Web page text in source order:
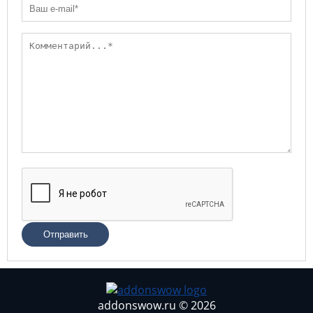
Отправить
addonswow.ru © 2026